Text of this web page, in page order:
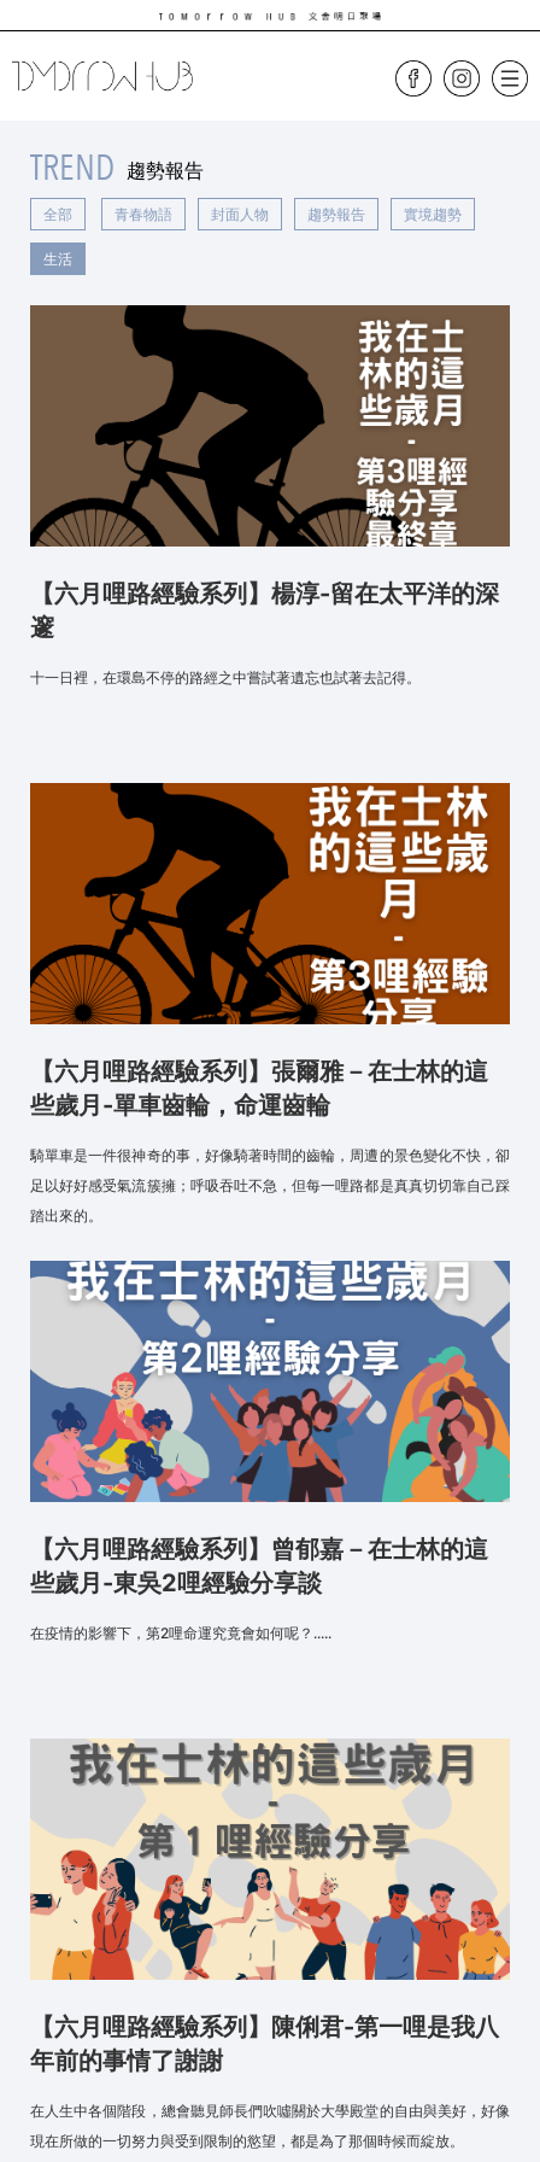
TREND 趨勢報告
全部 青春物語 封面人物 趨勢報告 實境趨勢
生活
【六月哩路經驗系列】楊淳-留在太平洋的深
邃
十一日裡，在環島不停的路經之中嘗試著遺忘也試著去記得。
【六月哩路經驗系列】張爾雅－在士林的這
些歲月-單車齒輪，命運齒輪
騎單車是一件很神奇的事，好像騎著時間的齒輪，周遭的景色變化不快，卻
足以好好感受氣流簇擁；呼吸吞吐不急，但每一哩路都是真真切切靠自己踩
踏出來的。
【六月哩路經驗系列】曾郁嘉－在士林的這
些歲月-東吳2哩經驗分享談
在疫情的影響下，第2哩命運究竟會如何呢？.....
【六月哩路經驗系列】陳俐君-第一哩是我八
年前的事情了謝謝
在人生中各個階段，總會聽見師長們吹噓關於大學殿堂的自由與美好，好像
現在所做的一切努力與受到限制的慾望，都是為了那個時候而綻放。